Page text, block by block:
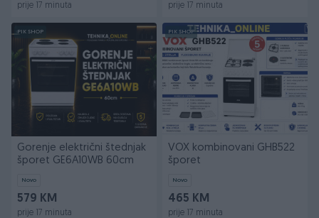
prije 17 minuta prije 17 minuta
PIK SHOP
Gorenje električni štednjak
šporet GE6A10WB 60cm
Novo
579 KM
prije 17 minuta
PIK SHOP
VOX kombinovani GHB522
šporet
Novo
465 KM
prije 17 minuta